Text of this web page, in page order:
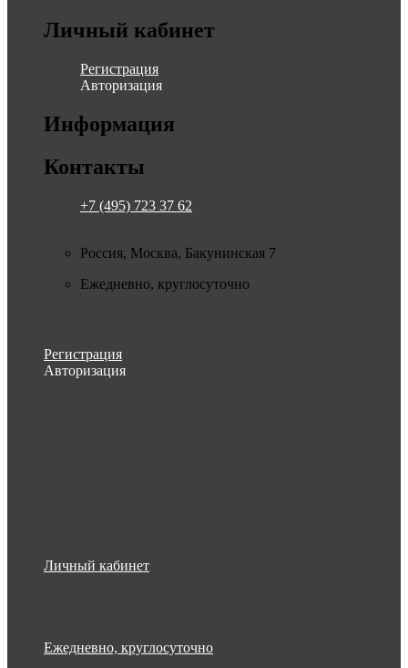
Личный кабинет
Регистрация
Авторизация
Информация
Контакты
+7 (495) 723 37 62
Россия, Москва, Бакунинская 7
Ежедневно, круглосуточно
Регистрация
Авторизация
Личный кабинет
Ежедневно, круглосуточно